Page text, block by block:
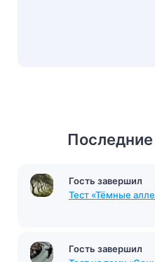
Последние
Гость завершил
Тест по
Гость завершил